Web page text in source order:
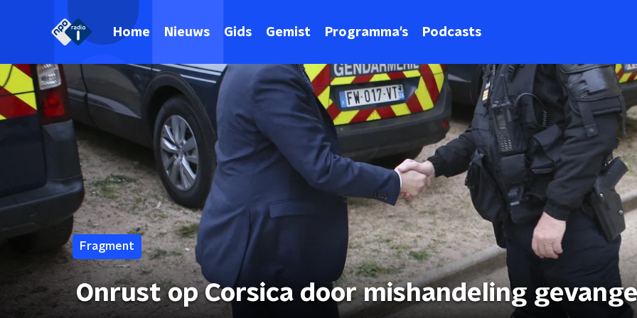
Home Nieuws Gids Gemist Programma's Podcasts
Fragment
Onrust op Corsica door mishandeling